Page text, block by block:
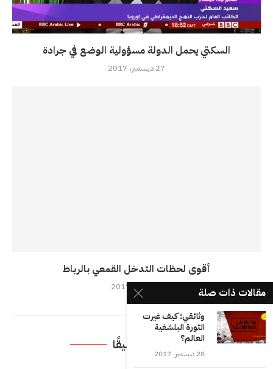
السكتي يحمل الدولة مسؤولية الوضع في جرادة
27 ديسمبر، 2017
أقوى لحظات التدخل القمعي بالرباط
اترك تعليقًا
مقالات ذات صلة
وثائقي: كيف غيرت
الثورة البلشفية
العالم؟
28 ديسمبر، 2017